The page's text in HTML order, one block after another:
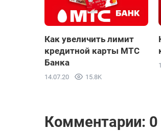
Как увеличить лимит
кредитной карты МТС
Банка
14.07.20 15.8K
Комментарии: 0